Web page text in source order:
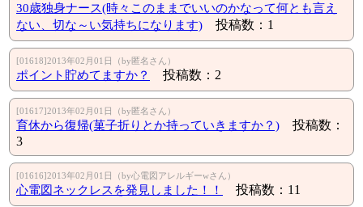
30歳独身ナース(時々このままでいいのかなって何とも言え
ない、切な～い気持ちになります) 投稿数：1
[01618]2013年02月01日（by匿名さん）
ポイント貯めてますか？ 投稿数：2
[01617]2013年02月01日（by匿名さん）
育休から復帰(菓子折りとか持っていきますか？) 投稿数：
3
[01616]2013年02月01日（by心電図アレルギーwさん）
心電図ネックレスを発見しました！！ 投稿数：11